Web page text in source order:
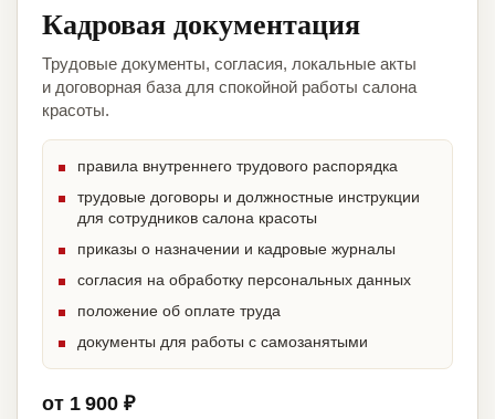
Кадровая документация
Трудовые документы, согласия, локальные акты
и договорная база для спокойной работы салона
красоты.
правила внутреннего трудового распорядка
трудовые договоры и должностные инструкции
для сотрудников салона красоты
приказы о назначении и кадровые журналы
согласия на обработку персональных данных
положение об оплате труда
документы для работы с самозанятыми
от 1 900 ₽